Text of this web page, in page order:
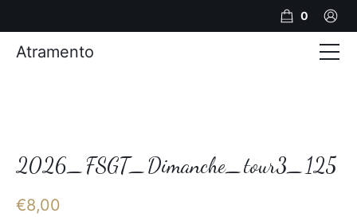
2026_FSGT_Dimanche_tour3_125
€8,00
0
Atramento
Photos